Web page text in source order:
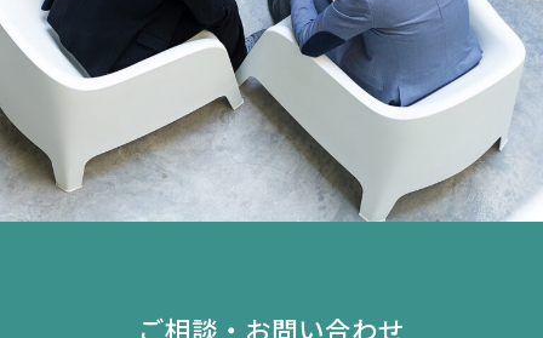
ご相談・お問い合わせ